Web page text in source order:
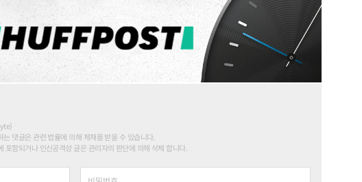
댓글은 관련 법률에 의해 제재를 받을 수 있습니다.
포함되거나 인신공격성 글은 관리자의 판단에 의해 삭제 합니다.